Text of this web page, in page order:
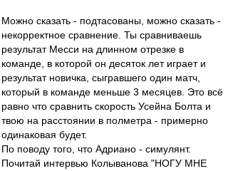
Можно сказать - подтасованы, можно сказать -
некорректное сравнение. Ты сравниваешь
результат Месси на длинном отрезке в
команде, в которой он десяток лет играет и
результат новичка, сыгравшего один матч,
который в команде меньше 3 месяцев. Это всё
равно что сравнить скорость Усейна Болта и
твою на расстоянии в полметра - примерно
одинаковая будет.
По поводу того, что Адриано - симулянт.
Почитай интервью Колыванова "НОГУ МНЕ